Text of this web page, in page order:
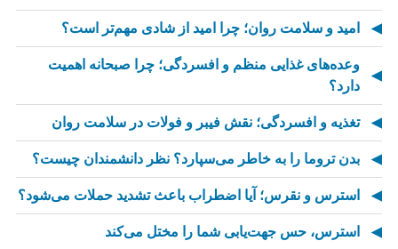
امید و سلامت روان؛ چرا امید از شادی مهم‌تر است؟
وعده‌های غذایی منظم و افسردگی؛ چرا صبحانه اهمیت
دارد؟
تغذیه و افسردگی؛ نقش فیبر و فولات در سلامت روان
بدن تروما را به خاطر می‌سپارد؟ نظر دانشمندان چیست؟
استرس و نقرس؛ آیا اضطراب باعث تشدید حملات می‌شود؟
استرس، حس جهت‌یابی شما را مختل می‌کند